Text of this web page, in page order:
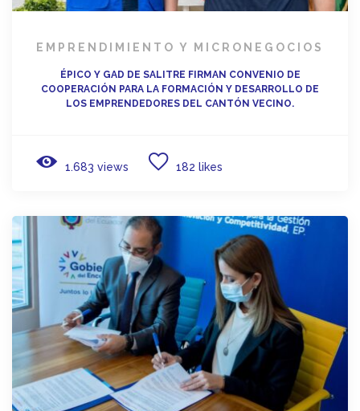
EMPRENDIMIENTO Y MICRONEGOCIOS
ÉPICO Y GAD DE SALITRE FIRMAN CONVENIO DE
COOPERACIÓN PARA LA FORMACIÓN Y DESARROLLO DE
LOS EMPRENDEDORES DEL CANTÓN VECINO.
1.683 views 182 likes